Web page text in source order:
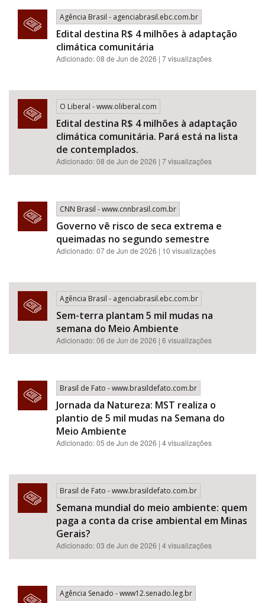
Agência Brasil - agenciabrasil.ebc.com.br
Edital destina R$ 4 milhões à adaptação
climática comunitária
Adicionado: 08 de Jun de 2026 | 7 visualizações
O Liberal - www.oliberal.com
Edital destina R$ 4 milhões à adaptação
climática comunitária. Pará está na lista
de contemplados.
Adicionado: 08 de Jun de 2026 | 7 visualizações
CNN Brasil - www.cnnbrasil.com.br
Governo vê risco de seca extrema e
queimadas no segundo semestre
Adicionado: 07 de Jun de 2026 | 10 visualizações
Agência Brasil - agenciabrasil.ebc.com.br
Sem-terra plantam 5 mil mudas na
semana do Meio Ambiente
Adicionado: 06 de Jun de 2026 | 6 visualizações
Brasil de Fato - www.brasildefato.com.br
Jornada da Natureza: MST realiza o
plantio de 5 mil mudas na Semana do
Meio Ambiente
Adicionado: 05 de Jun de 2026 | 4 visualizações
Brasil de Fato - www.brasildefato.com.br
Semana mundial do meio ambiente: quem
paga a conta da crise ambiental em Minas
Gerais?
Adicionado: 03 de Jun de 2026 | 4 visualizações
Agência Senado - www12.senado.leg.br